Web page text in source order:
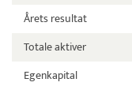
Årets resultat
Totale aktiver
Egenkapital